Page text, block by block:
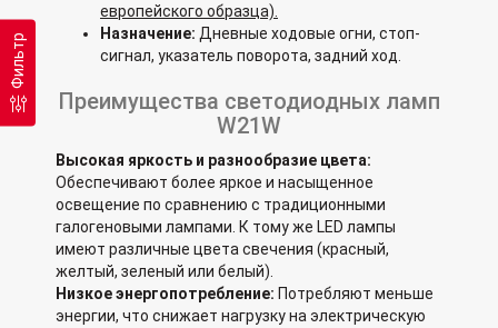
Фильтр
европейского образца).
Назначение: Дневные ходовые огни, стоп-
сигнал, указатель поворота, задний ход.
Преимущества светодиодных ламп
W21W
Высокая яркость и разнообразие цвета:
Обеспечивают более яркое и насыщенное
освещение по сравнению с традиционными
галогеновыми лампами. К тому же LED лампы
имеют различные цвета свечения (красный,
желтый, зеленый или белый).
Низкое энергопотребление: Потребляют меньше
энергии, что снижает нагрузку на электрическую